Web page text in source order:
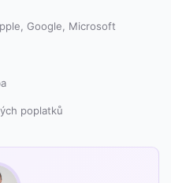
Google, Microsoft
poplatků